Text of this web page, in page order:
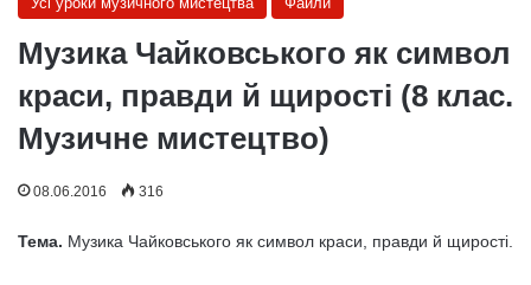
Музика Чайковського як символ
краси, правди й щирості (8 клас.
Музичне мистецтво)
08.06.2016 316
Тема. Музика Чайковського як символ краси, правди й щирості.